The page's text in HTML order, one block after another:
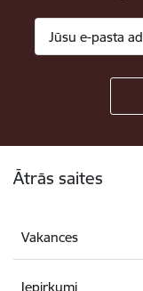
Ātrās saites
Vakances
Iepirkumi